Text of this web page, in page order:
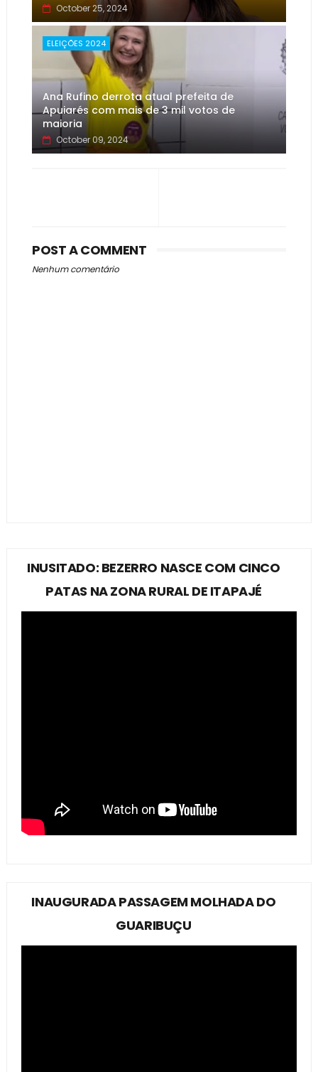
October 25, 2024
ELEIÇÕES 2024
Ana Rufino derrota atual prefeita de
Apuiarés com mais de 3 mil votos de
maioria
October 09, 2024
POST A COMMENT
Nenhum comentário
INUSITADO: BEZERRO NASCE COM CINCO
PATAS NA ZONA RURAL DE ITAPAJÉ
INAUGURADA PASSAGEM MOLHADA DO
GUARIBUÇU